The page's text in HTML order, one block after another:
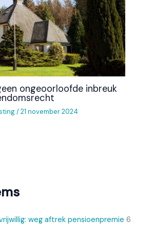
weg aftrek pensioenpremie 6
ongeoorloofde inbreuk
/21 november 2024